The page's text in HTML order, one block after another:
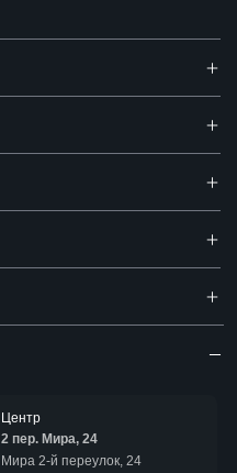
Центр
2 пер. Мира, 24
Мира 2-й переулок, 24